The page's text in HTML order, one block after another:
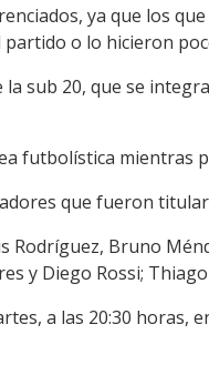
ya que los
o lo hicieron
sub 20, que se
futbolística mientras
que fueron
Rodríguez, Bruno
y Diego Rossi;
a las 20:30 horas,